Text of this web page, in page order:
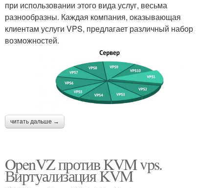
при использовании этого вида услуг, весьма
разнообразны. Каждая компания, оказывающая
клиентам услуги VPS, предлагает различный набор
возможностей.
читать дальше →
OpenVZ против KVM vps.
Виртуализация KVM